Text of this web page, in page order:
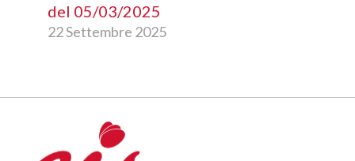
del 05/03/2025
22 Settembre 2025